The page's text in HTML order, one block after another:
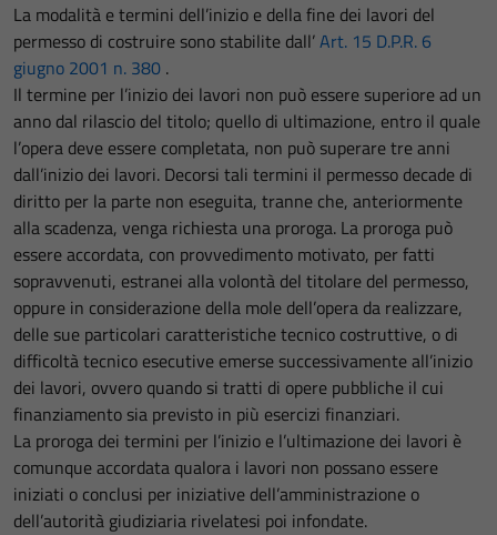
La modalità e termini dell’inizio e della fine dei lavori del
permesso di costruire sono stabilite dall’Art. 15 D.P.R. 6
giugno 2001 n. 380 .
Il termine per l’inizio dei lavori non può essere superiore ad un
anno dal rilascio del titolo; quello di ultimazione, entro il quale
l’opera deve essere completata, non può superare tre anni
dall’inizio dei lavori. Decorsi tali termini il permesso decade di
diritto per la parte non eseguita, tranne che, anteriormente
alla scadenza, venga richiesta una proroga. La proroga può
essere accordata, con provvedimento motivato, per fatti
sopravvenuti, estranei alla volontà del titolare del permesso,
oppure in considerazione della mole dell’opera da realizzare,
delle sue particolari caratteristiche tecnico ­costruttive, o di
difficoltà tecnico ­esecutive emerse successivamente all’inizio
dei lavori, ovvero quando si tratti di opere pubbliche il cui
finanziamento sia previsto in più esercizi finanziari.
La proroga dei termini per l’inizio e l’ultimazione dei lavori è
comunque accordata qualora i lavori non possano essere
iniziati o conclusi per iniziative dell’amministrazione o
dell’autorità giudiziaria rivelatesi poi infondate.